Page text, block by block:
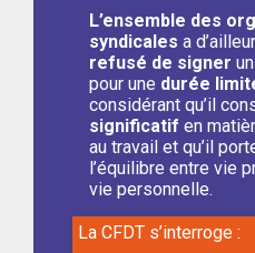
L’ensemble des
syndicales a
refusé de signer
pour une durée
considérant qu’il
significatif en
au travail et qu’il
l’équilibre entre vie
vie personnelle.
La CFDT s’interroge :